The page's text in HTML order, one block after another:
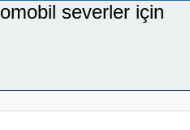
severler için